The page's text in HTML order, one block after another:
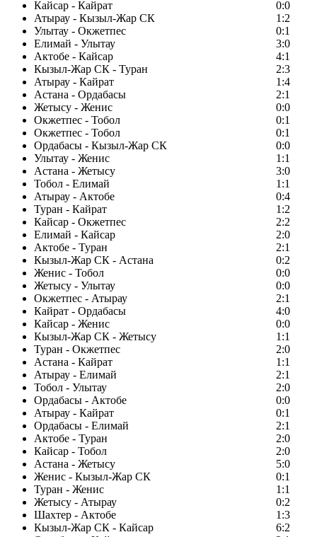
Кайсар - Кайрат
0:0
Атырау - Кызыл-Жар СК
1:2
Улытау - Окжетпес
0:1
Елимай - Улытау
3:0
Актобе - Кайсар
4:1
Кызыл-Жар СК - Туран
2:3
Атырау - Кайрат
1:4
Астана - Ордабасы
2:1
Жетысу - Женис
0:0
Окжетпес - Тобол
0:1
Окжетпес - Тобол
0:1
Ордабасы - Кызыл-Жар СК
0:0
Улытау - Женис
1:1
Астана - Жетысу
3:0
Тобол - Елимай
1:1
Атырау - Актобе
0:4
Туран - Кайрат
1:2
Кайсар - Окжетпес
2:2
Елимай - Кайсар
2:0
Актобе - Туран
2:1
Кызыл-Жар СК - Астана
0:2
Женис - Тобол
0:0
Жетысу - Улытау
0:0
Окжетпес - Атырау
2:1
Кайрат - Ордабасы
4:0
Кайсар - Женис
0:0
Кызыл-Жар СК - Жетысу
1:1
Туран - Окжетпес
2:0
Астана - Кайрат
1:1
Атырау - Елимай
2:1
Тобол - Улытау
2:0
Ордабасы - Актобе
0:0
Атырау - Кайрат
0:1
Ордабасы - Елимай
2:1
Актобе - Туран
2:0
Кайсар - Тобол
2:0
Астана - Жетысу
5:0
Женис - Кызыл-Жар СК
0:1
Туран - Женис
1:1
Жетысу - Атырау
0:2
Шахтер - Актобе
1:3
Кызыл-Жар СК - Кайсар
6:2